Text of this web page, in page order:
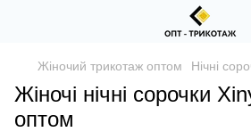
Жіночий трикотаж оптом Нічні
Жіночі нічні сорочки
оптом